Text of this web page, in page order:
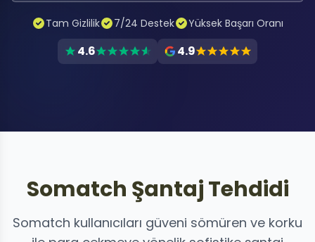
Tam Gizlilik 7/24 Destek Yüksek Başarı Oranı
4.6 4.9
Somatch Şantaj Tehdidi
Somatch kullanıcıları güveni sömüren ve korku